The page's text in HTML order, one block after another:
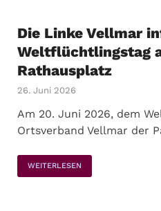
Die Linke Vellmar
Weltflüchtlingstag
Rathausplatz
26. Juni 2026
Am 20. Juni 2026, dem
Ortsverband Vellmar der
WEITERLESEN